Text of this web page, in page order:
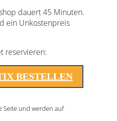
dauert 45 Minuten.
ein Unkostenpreis
reservieren:
BESTELLEN
Seite und werden auf